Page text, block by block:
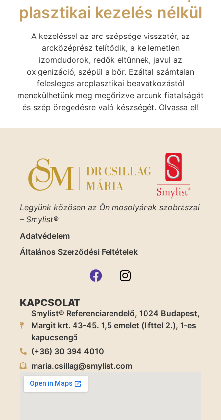
plasztikai kezelés nélkül
A kezeléssel az arc szépsége visszatér, az
arcközéprész telítődik, a kellemetlen
izomdudorok, redők eltűnnek, javul az
oxigenizáció, szépül a bőr. Ezáltal számtalan
felesleges arcplasztikai beavatkozástól
menekülhetünk meg megőrizve arcunk fiatalságát
és szép öregedésre való készségét. Olvassa el!
Legyünk közösen az Ön mosolyának szobrászai
– Smylist®
Adatvédelem
Általános Szerződési Feltételek
KAPCSOLAT
Smylist® Referenciarendelő, 1024 Budapest,
Margit krt. 43-45. 1,5 emelet (lifttel 2.), 1-es
kapucsengő
(+36) 30 394 4010
maria.csillag@smylist.com